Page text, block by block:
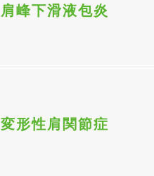
肩峰下滑液包炎
変形性肩関節症